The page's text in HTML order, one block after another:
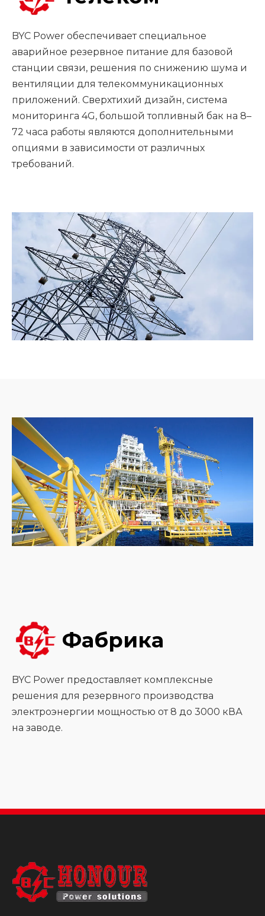
BYC Power обеспечивает специальное
аварийное резервное питание для базовой
станции связи, решения по снижению шума и
вентиляции для телекоммуникационных
приложений. Сверхтихий дизайн, система
мониторинга 4G, большой топливный бак на 8–
72 часа работы являются дополнительными
опциями в зависимости от различных
требований.
Фабрика
BYC Power предоставляет комплексные
решения для резервного производства
электроэнергии мощностью от 8 до 3000 кВА
на заводе.